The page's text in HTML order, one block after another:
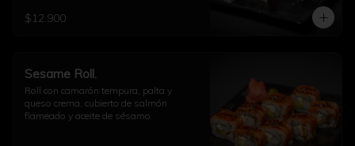
$12.900
Sesame Roll.
Roll con camarón tempura, palta y
queso crema, cubierto de salmón
flameado y aceite de sésamo.